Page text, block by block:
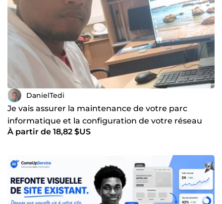
DanielTedi
Je vais assurer la maintenance de votre parc
informatique et la configuration de votre réseau
À partir de 18,82 $US